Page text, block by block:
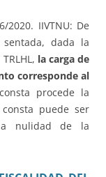
2020. IIVTNU: De
dada la
la carga de
corresponde al
procede la
puede ser
nulidad de la